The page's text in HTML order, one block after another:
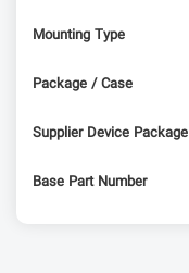
Mounting Type
Package / Case
Supplier Device Package
Base Part Number